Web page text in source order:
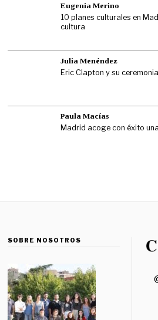
Eugenia Merino
10 planes culturales en
cultura
Julia Menéndez
Eric Clapton y su
Paula Macías
Madrid acoge con éxito
SOBRE NOSOTROS